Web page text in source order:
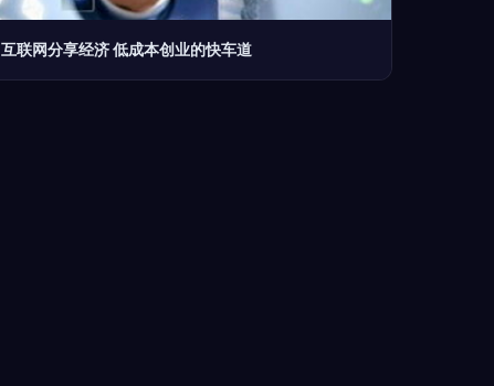
互联网分享经济 低成本创业的快车道